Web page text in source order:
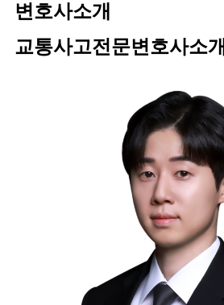
변호사소개
교통사고전문변호사소개